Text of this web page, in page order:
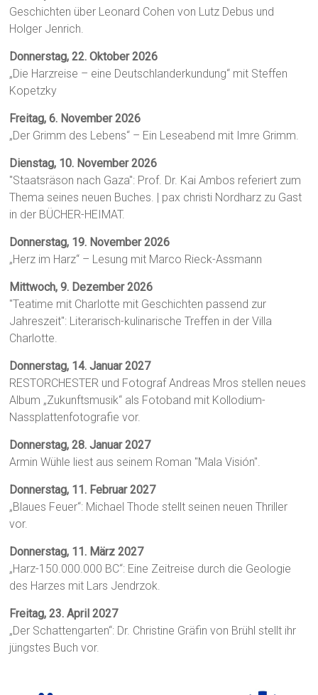
Geschichten über Leonard Cohen von Lutz Debus und
Holger Jenrich.
Donnerstag, 22. Oktober 2026
„Die Harzreise – eine Deutschlanderkundung“ mit Steffen
Kopetzky
Freitag, 6. November 2026
„Der Grimm des Lebens“ – Ein Leseabend mit Imre Grimm.
Dienstag, 10. November 2026
"Staatsräson nach Gaza": Prof. Dr. Kai Ambos referiert zum
Thema seines neuen Buches. | pax christi Nordharz zu Gast
in der BÜCHER-HEIMAT.
Donnerstag, 19. November 2026
„Herz im Harz“ – Lesung mit Marco Rieck-Assmann
Mittwoch, 9. Dezember 2026
"Teatime mit Charlotte mit Geschichten passend zur
Jahreszeit": Literarisch-kulinarische Treffen in der Villa
Charlotte.
Donnerstag, 14. Januar 2027
RESTORCHESTER und Fotograf Andreas Mros stellen neues
Album „Zukunftsmusik“ als Fotoband mit Kollodium-
Nassplattenfotografie vor.
Donnerstag, 28. Januar 2027
Armin Wühle liest aus seinem Roman "Mala Visión".
Donnerstag, 11. Februar 2027
„Blaues Feuer“: Michael Thode stellt seinen neuen Thriller
vor.
Donnerstag, 11. März 2027
„Harz-150.000.000 BC“: Eine Zeitreise durch die Geologie
des Harzes mit Lars Jendrzok.
Freitag, 23. April 2027
„Der Schattengarten“: Dr. Christine Gräfin von Brühl stellt ihr
jüngstes Buch vor.